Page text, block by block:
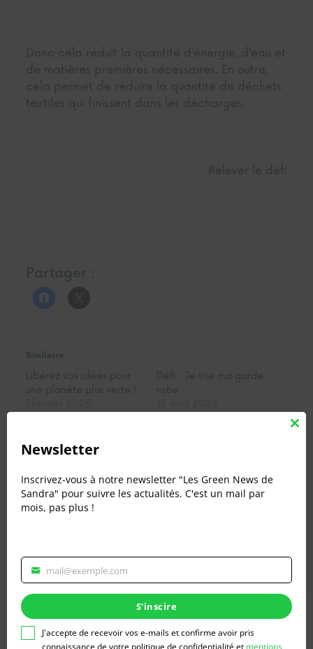
Donc cela réduit la quantité d’énergie, d’eau et
de matières premières nécessaires. En outre,
cela permet de réduire la quantité de déchets
textiles qui finissent dans les décharges.
Relever le défi
Libérez vos idées pour
une planète plus verte !
Défi : Je trie ma garde
robe
Tous à vélo !
Dans "Défis
écologiques"
Laisser un commentaire
Vous devezvous connecterpour publier un
Newsletter
Inscrivez-vous à notre newsletter "Les Green News de
Sandra" pour suivre les actualités. C'est un mail par
mois, pas plus !
Veuillez
votre
adresse
email
pour
mail@exemple.com
S'inscire
J'accepte de recevoir vos e-mails et confirme avoir pris
connaissance de votre politique de confidentialité et mentions